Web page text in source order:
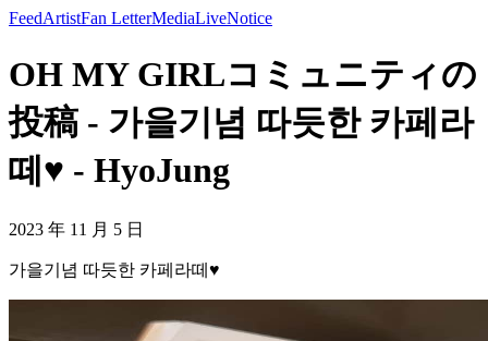
FeedArtistFan LetterMediaLiveNotice
OH MY GIRLコミュニティの
投稿 - 가을기념 따듯한 카페라
떼♥ - HyoJung
2023 年 11 月 5 日
가을기념 따듯한 카페라떼♥